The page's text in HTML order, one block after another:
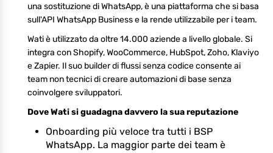
una sostituzione di WhatsApp, è una piattaforma che si basa
sull'API WhatsApp Business e la rende utilizzabile per i team.
Wati è utilizzato da oltre 14.000 aziende a livello globale. Si
integra con Shopify, WooCommerce, HubSpot, Zoho, Klaviyo
e Zapier. Il suo builder di flussi senza codice consente ai
team non tecnici di creare automazioni di base senza
coinvolgere sviluppatori.
Dove Wati si guadagna davvero la sua reputazione
Onboarding più veloce tra tutti i BSP
WhatsApp. La maggior parte dei team è